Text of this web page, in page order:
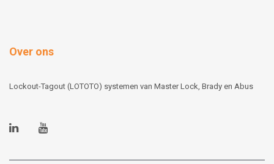
Over ons
Lockout-Tagout (LOTOTO) systemen van Master Lock, Brady en Abus